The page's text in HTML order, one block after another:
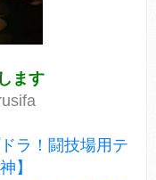
ます
ラ！闘技場用テ
】